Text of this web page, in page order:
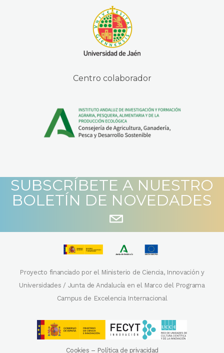
Centro colaborador
SUBSCRÍBETE A NUESTRO
BOLETÍN DE NOVEDADES
Proyecto financiado por el Ministerio de Ciencia, Innovación y
Universidades / Junta de Andalucía en el Marco del Programa
Campus de Excelencia Internacional
Cookies – Política de privacidad